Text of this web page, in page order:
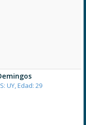
UY, Edad: 29